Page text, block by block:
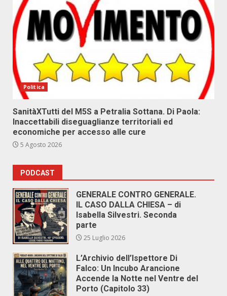
Politica
SanitàXTutti del M5S a Petralia Sottana. Di Paola:
Inaccettabili diseguaglianze territoriali ed
economiche per accesso alle cure
5 Agosto 2026
PODCAST
GENERALE CONTRO GENERALE.
IL CASO DALLA CHIESA – di
Isabella Silvestri. Seconda
parte
25 Luglio 2026
L’Archivio dell’Ispettore Di
Falco: Un Incubo Arancione
Accende la Notte nel Ventre del
Porto (Capitolo 33)